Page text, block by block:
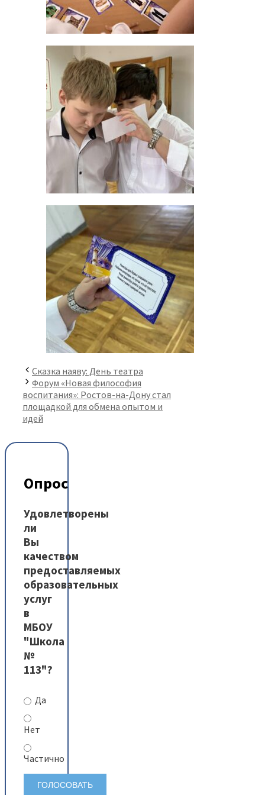
Сказка наяву: День театра
Форум «Новая философия
воспитания»: Ростов-на-Дону стал
площадкой для обмена опытом и
идей
Опрос
Удовлетворены
ли
Вы
качеством
предоставляемых
образовательных
услуг
в
МБОУ
"Школа
№
113"?
Да
Нет
Частично